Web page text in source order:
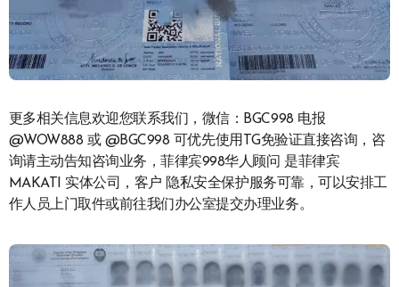
更多相关信息欢迎您联系我们，微信：BGC998 电报
@WOW888 或 @BGC998 可优先使用TG免验证直接咨询，咨
询请主动告知咨询业务，菲律宾998华人顾问 是菲律宾
MAKATI 实体公司，客户 隐私安全保护服务可靠，可以安排工
作人员上门取件或前往我们办公室提交办理业务。